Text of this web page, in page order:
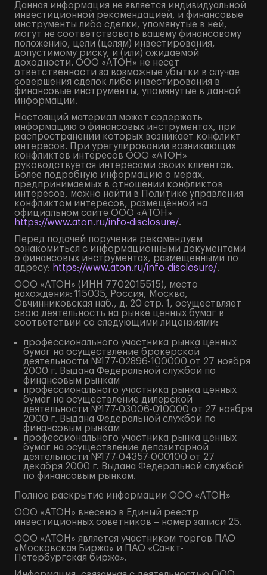
Данная информация не является индивидуальной
инвестиционной рекомендацией, и финансовые
инструменты либо сделки, упомянутые в ней,
могут не соответствовать вашему финансовому
положению, цели (целям) инвестирования,
допустимому риску, и (или) ожидаемой
доходности. ООО «АТОН» не несет
ответственности за возможные убытки в случае
совершения сделок либо инвестирования в
финансовые инструменты, упомянутые в данной
информации.
Настоящий материал может содержать
информацию о финансовых инструментах, при
распространении которых возникает конфликт
интересов. При урегулировании возникающих
конфликтов интересов ООО «АТОН»
руководствуется интересами своих клиентов.
Более подробную информацию о мерах,
предпринимаемых в отношении конфликтов
интересов, можно найти в Политике управления
конфликтом интересов, размещённой на
официальном сайте ООО «АТОН»
https://www.aton.ru/info-disclosure/.
Перед подачей поручения рекомендуем
ознакомиться с информационными документами
о финансовых инструментах, размещенными по
адресу: https://www.aton.ru/info-disclosure/.
ООО «АТОН» (ИНН 7702015515), место
нахождения: 115035, Россия, Москва,
Овчинниковская наб., д. 20 стр. 1, осуществляет
свою деятельность на рынке ценных бумаг в
соответствии со следующими лицензиями:
профессионального участника рынка ценных
бумаг на осуществление брокерской
деятельности №177-02896-100000 от 27 ноября
2000 г. Выдана Федеральной службой по
финансовым рынкам
профессионального участника рынка ценных
бумаг на осуществление дилерской
деятельности №177-03006-010000 от 27 ноября
2000 г. Выдана Федеральной службой по
финансовым рынкам
профессионального участника рынка ценных
бумаг на осуществление депозитарной
деятельности №177-04357-000100 от 27
декабря 2000 г. Выдана Федеральной службой
по финансовым рынкам.
Полное раскрытие информации ООО «АТОН»
ООО «АТОН» внесено в Единый реестр
инвестиционных советников – номер записи 25.
ООО «АТОН» является участником торгов ПАО
«Московская Биржа» и ПАО «Санкт-
Петербургская биржа».